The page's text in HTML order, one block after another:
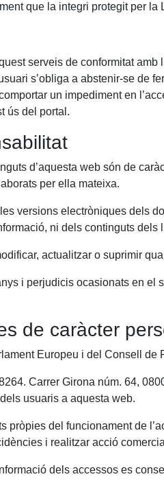
que la integri protegit per
serveis de conformitat
s’obliga a abstenir-se
un impediment en
ús del portal.
d’aquesta web són de
per ella mateixa.
versions electròniques dels
ni dels continguts dels
actualitzar o suprimir
i perjudicis ocasionats en el
de caràcter
Europeu i del Consell
Carrer Girona núm. 64,
usuaris a aquesta web.
pròpies del funcionament de
i realitzar acció
dels accessos es